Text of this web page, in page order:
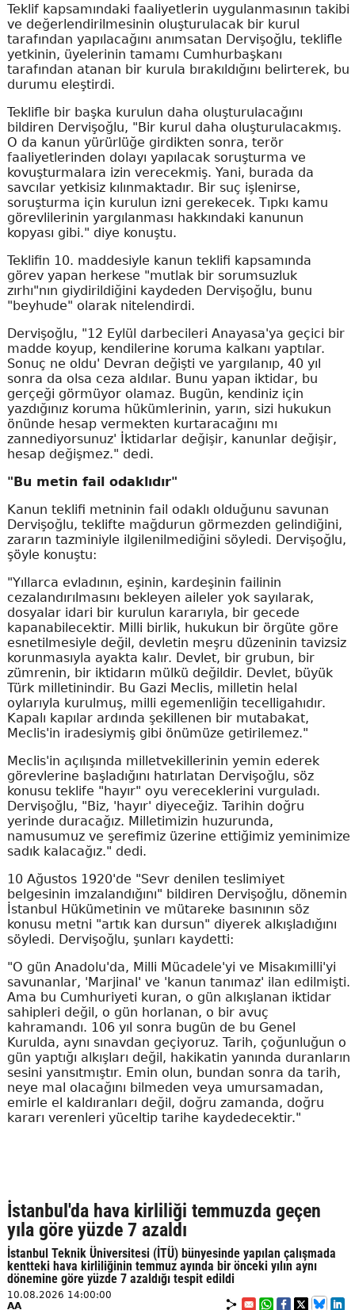
Teklif kapsamındaki faaliyetlerin uygulanmasının takibi
ve değerlendirilmesinin oluşturulacak bir kurul
tarafından yapılacağını anımsatan Dervişoğlu, teklifle
yetkinin, üyelerinin tamamı Cumhurbaşkanı
tarafından atanan bir kurula bırakıldığını belirterek, bu
durumu eleştirdi.
Teklifle bir başka kurulun daha oluşturulacağını
bildiren Dervişoğlu, "Bir kurul daha oluşturulacakmış.
O da kanun yürürlüğe girdikten sonra, terör
faaliyetlerinden dolayı yapılacak soruşturma ve
kovuşturmalara izin verecekmiş. Yani, burada da
savcılar yetkisiz kılınmaktadır. Bir suç işlenirse,
soruşturma için kurulun izni gerekecek. Tıpkı kamu
görevlilerinin yargılanması hakkındaki kanunun
kopyası gibi." diye konuştu.
Teklifin 10. maddesiyle kanun teklifi kapsamında
görev yapan herkese "mutlak bir sorumsuzluk
zırhı"nın giydirildiğini kaydeden Dervişoğlu, bunu
"beyhude" olarak nitelendirdi.
Dervişoğlu, "12 Eylül darbecileri Anayasa'ya geçici bir
madde koyup, kendilerine koruma kalkanı yaptılar.
Sonuç ne oldu' Devran değişti ve yargılanıp, 40 yıl
sonra da olsa ceza aldılar. Bunu yapan iktidar, bu
gerçeği görmüyor olamaz. Bugün, kendiniz için
yazdığınız koruma hükümlerinin, yarın, sizi hukukun
önünde hesap vermekten kurtaracağını mı
zannediyorsunuz' İktidarlar değişir, kanunlar değişir,
hesap değişmez." dedi.
"Bu metin fail odaklıdır"
Kanun teklifi metninin fail odaklı olduğunu savunan
Dervişoğlu, teklifte mağdurun görmezden gelindiğini,
zararın tazminiyle ilgilenilmediğini söyledi. Dervişoğlu,
şöyle konuştu:
"Yıllarca evladının, eşinin, kardeşinin failinin
cezalandırılmasını bekleyen aileler yok sayılarak,
dosyalar idari bir kurulun kararıyla, bir gecede
kapanabilecektir. Milli birlik, hukukun bir örgüte göre
esnetilmesiyle değil, devletin meşru düzeninin tavizsiz
korunmasıyla ayakta kalır. Devlet, bir grubun, bir
zümrenin, bir iktidarın mülkü değildir. Devlet, büyük
Türk milletinindir. Bu Gazi Meclis, milletin helal
oylarıyla kurulmuş, milli egemenliğin tecelligahıdır.
Kapalı kapılar ardında şekillenen bir mutabakat,
Meclis'in iradesiymiş gibi önümüze getirilemez."
Meclis'in açılışında milletvekillerinin yemin ederek
görevlerine başladığını hatırlatan Dervişoğlu, söz
konusu teklife "hayır" oyu vereceklerini vurguladı.
Dervişoğlu, "Biz, 'hayır' diyeceğiz. Tarihin doğru
yerinde duracağız. Milletimizin huzurunda,
namusumuz ve şerefimiz üzerine ettiğimiz yeminimize
sadık kalacağız." dedi.
10 Ağustos 1920'de "Sevr denilen teslimiyet
belgesinin imzalandığını" bildiren Dervişoğlu, dönemin
İstanbul Hükümetinin ve mütareke basınının söz
konusu metni "artık kan dursun" diyerek alkışladığını
söyledi. Dervişoğlu, şunları kaydetti:
"O gün Anadolu'da, Milli Mücadele'yi ve Misakımilli'yi
savunanlar, 'Marjinal' ve 'kanun tanımaz' ilan edilmişti.
Ama bu Cumhuriyeti kuran, o gün alkışlanan iktidar
sahipleri değil, o gün horlanan, o bir avuç
kahramandı. 106 yıl sonra bugün de bu Genel
Kurulda, aynı sınavdan geçiyoruz. Tarih, çoğunluğun o
gün yaptığı alkışları değil, hakikatin yanında duranların
sesini yansıtmıştır. Emin olun, bundan sonra da tarih,
neye mal olacağını bilmeden veya umursamadan,
emirle el kaldıranları değil, doğru zamanda, doğru
kararı verenleri yüceltip tarihe kaydedecektir."
İstanbul'da hava kirliliği temmuzda geçen
yıla göre yüzde 7 azaldı
İstanbul Teknik Üniversitesi (İTÜ) bünyesinde yapılan çalışmada
kentteki hava kirliliğinin temmuz ayında bir önceki yılın aynı
dönemine göre yüzde 7 azaldığı tespit edildi
10.08.2026 14:00:00
AA